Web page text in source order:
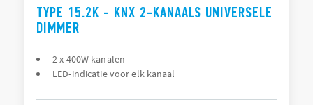
TYPE 15.2K - KNX 2-KANAALS UNIVERSELE
DIMMER
2 x 400W kanalen
LED-indicatie voor elk kanaal